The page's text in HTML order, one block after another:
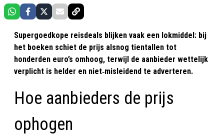
Supergoedkope reisdeals blijken vaak een lokmiddel: bij
het boeken schiet de prijs alsnog tientallen tot
honderden euro’s omhoog, terwijl de aanbieder wettelijk
verplicht is helder en niet‑misleidend te adverteren.
Hoe aanbieders de prijs
ophogen